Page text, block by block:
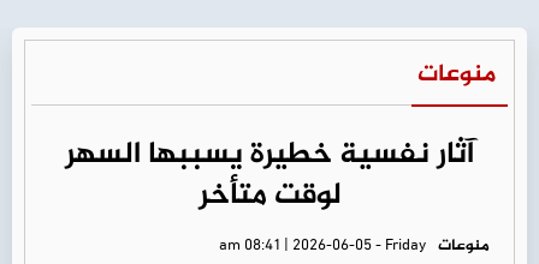
منوعات
آثار نفسية خطيرة يسببها السهر
لوقت متأخر
منوعات am 08:41 | 2026-06-05 - Friday